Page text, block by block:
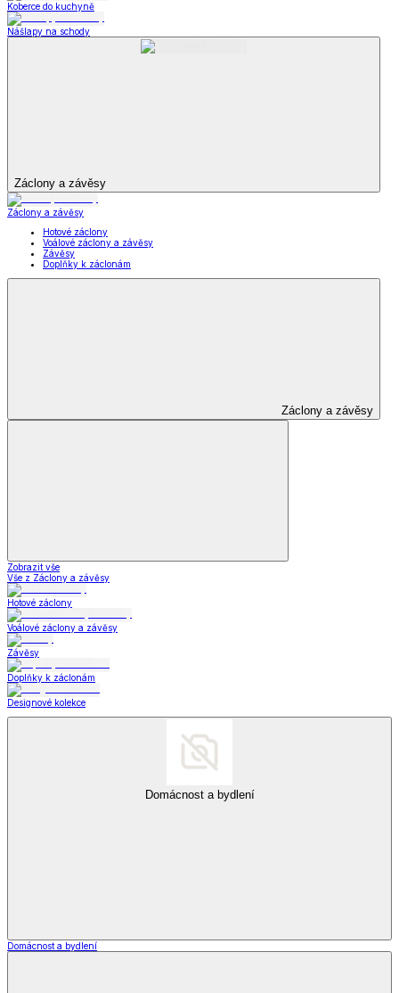
Koberce do kuchyně
Nášlapy na schody
Záclony a závěsy
Záclony a závěsy
Hotové záclony
Voálové záclony a závěsy
Závěsy
Doplňky k záclonám
Záclony a závěsy
Zobrazit vše
Vše z Záclony a závěsy
Hotové záclony
Voálové záclony a závěsy
Závěsy
Doplňky k záclonám
Designové kolekce
Domácnost a bydlení
Domácnost a bydlení